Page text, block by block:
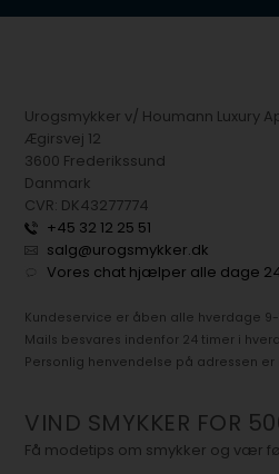
Urogsmykker v/ Houmann Luxury
Ægirsvej 12
3600 Frederikssund
Danmark
CVR: DK43277774
+45 32 12 25 51
salg@urogsmykker.dk
Vores chat hjælper alle dage
Kundeservice er åben alle hverdage 9-
Mails besvares indenfor 24 timer i
Personlig henvendelse på adressen er
VIND SMYKKER FOR
Få modetips om smykker og vær